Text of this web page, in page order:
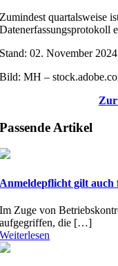
Zumindest quartalsweise
Datenerfassungsprotokoll
Stand: 02. November 2024
Bild: MH –
Passende Artikel
Anmeldepflicht gilt
Im Zuge von
aufgegriffen, die […]
Weiterlesen